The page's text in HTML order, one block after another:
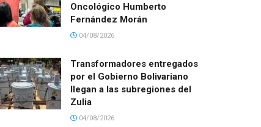
Oncológico Humberto
Fernández Morán
04/08/2026
Transformadores entregados
por el Gobierno Bolivariano
llegan a las subregiones del
Zulia
04/08/2026